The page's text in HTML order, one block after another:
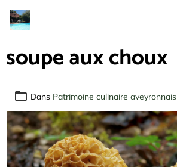
soupe aux choux
Dans Patrimoine culinaire aveyronnais